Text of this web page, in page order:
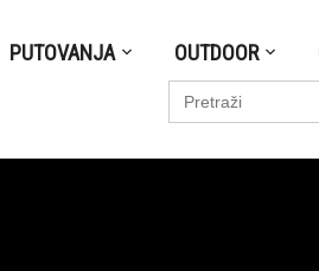
PUTOVANJA OUTDOOR
Search
for: